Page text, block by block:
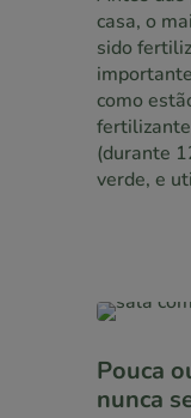
casa, o
sido
como
(durante
verde, e
Pouca
nunca